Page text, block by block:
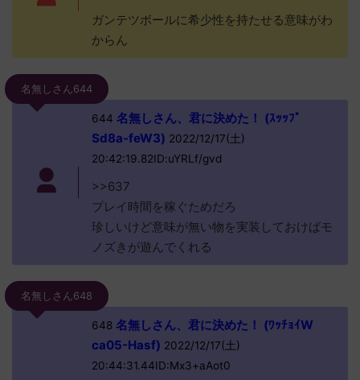
ガンテツボールに希少性を持たせる意味がわ
からん
名無しさん644
644 名無しさん、君に決めた！ (ｽｯｯﾌﾟ
Sd8a-feW3) 2022/12/17(土)
20:42:19.82ID:uYRLf/gvd
>>637
プレイ時間を稼ぐためだろ
珍しいけど意味が無い物を実装しておけばモ
ノズきが遊んでくれる
名無しさん648
648名無しさん、君に決めた！ (ﾜｯﾁｮｲW
ca05-Hasf) 2022/12/17(土)
20:44:31.44ID:Mx3+aAot0